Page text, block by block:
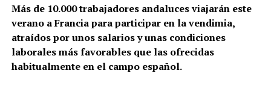
Más de 10.000 trabajadores andaluces viajarán este
verano a Francia para participar en la vendimia,
atraídos por unos salarios y unas condiciones
laborales más favorables que las ofrecidas
habitualmente en el campo español.